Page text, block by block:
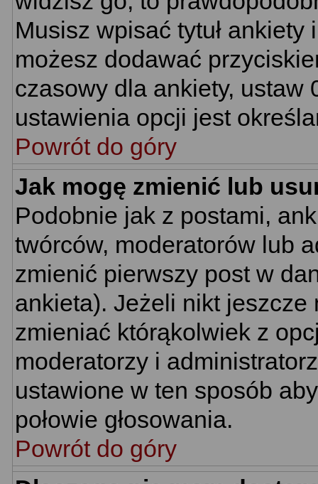
Musisz wpisać tytuł
możesz dodawać
czasowy dla ankiety, ustaw
ustawienia opcji jest
Powrót do góry
Jak mogę zmienić lub
Podobnie jak z postami,
twórców, moderatorów lub
zmienić pierwszy post w
ankieta). Jeżeli nikt jeszcze
zmieniać którąkolwiek z
moderatorzy i
ustawione w ten sposób
połowie głosowania.
Powrót do góry